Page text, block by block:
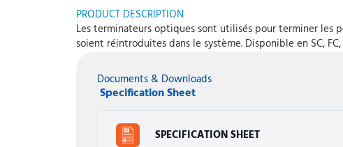
PRODUCT DESCRIPTION
Les terminateurs optiques sont utilisés pour terminer les
soient réintroduites dans le système. Disponible en SC, FC,
Documents & Downloads
Specification Sheet
SPECIFICATION SHEET